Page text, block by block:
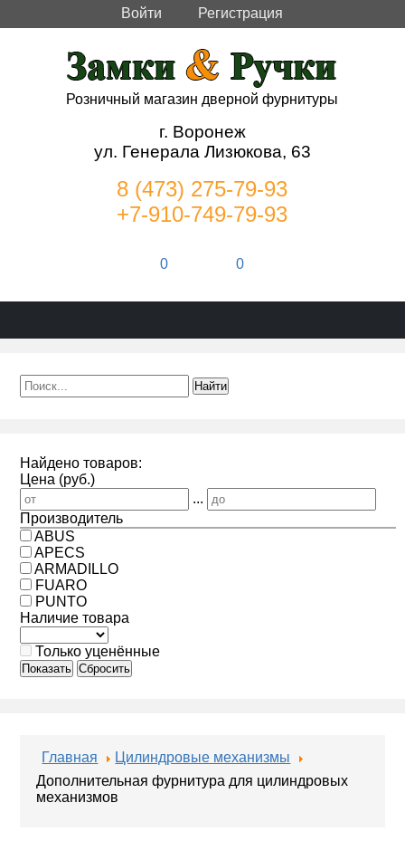
Войти Регистрация
Розничный магазин дверной фурнитуры
г. Воронеж
ул. Генерала Лизюкова, 63
8 (473) 275-79-93
+7-910-749-79-93
0 0
Найдено товаров:
Цена (руб.)
...
Производитель
ABUS
APECS
ARMADILLO
FUARO
PUNTO
Наличие товара
Только уценённые
Показать Сбросить
Главная
Цилиндровые механизмы
Дополнительная фурнитура для цилиндровых
механизмов